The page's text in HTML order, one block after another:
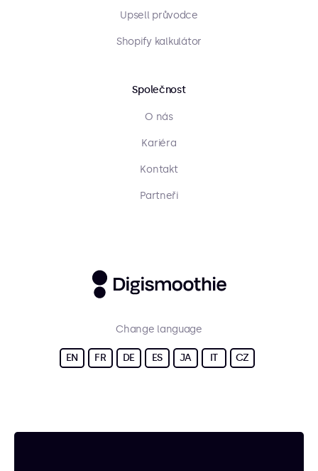
Upsell průvodce
Shopify kalkulátor
Společnost
O nás
Kariéra
Kontakt
Partneři
Change language
EN FR DE ES JA IT CZ